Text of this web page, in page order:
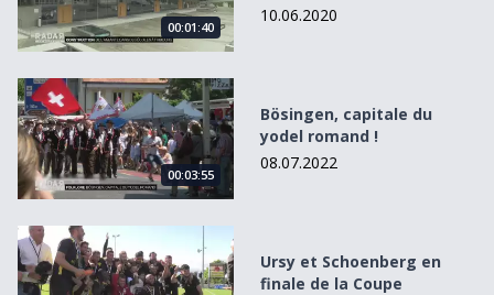
00:01:40
10.06.2020
Bösingen, capitale du yodel romand !
00:03:55
Bösingen, capitale du
yodel romand !
08.07.2022
Ursy et Schoenberg en finale de la Coupe
Ursy et Schoenberg en
finale de la Coupe